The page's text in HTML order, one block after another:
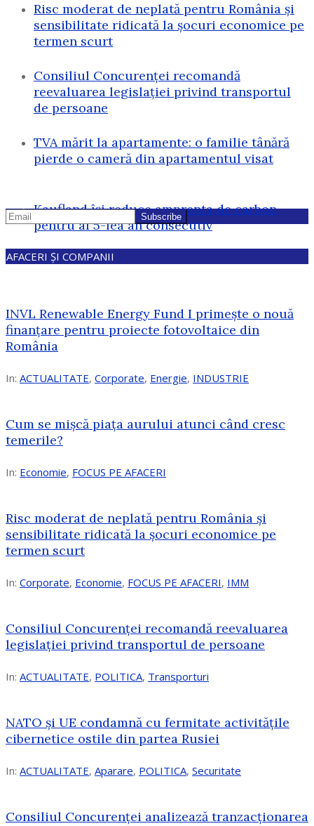
Risc moderat de neplată pentru România și
sensibilitate ridicată la șocuri economice pe
termen scurt
Consiliul Concurenței recomandă
reevaluarea legislației privind transportul
de persoane
TVA mărit la apartamente: o familie tânără
pierde o cameră din apartamentul visat
Kaufland își reduce amprenta de carbon
pentru al 5-lea an consecutiv
AFACERI ȘI COMPANII
INVL Renewable Energy Fund I primește o nouă
finanțare pentru proiecte fotovoltaice din
România
In: ACTUALITATE, Corporate, Energie, INDUSTRIE
Cum se mișcă piața aurului atunci când cresc
temerile?
In: Economie, FOCUS PE AFACERI
Risc moderat de neplată pentru România și
sensibilitate ridicată la șocuri economice pe
termen scurt
In: Corporate, Economie, FOCUS PE AFACERI, IMM
Consiliul Concurenței recomandă reevaluarea
legislației privind transportul de persoane
In: ACTUALITATE, POLITICA, Transporturi
NATO și UE condamnă cu fermitate activitățile
cibernetice ostile din partea Rusiei
In: ACTUALITATE, Aparare, POLITICA, Securitate
Consiliul Concurenţei analizează tranzacționarea